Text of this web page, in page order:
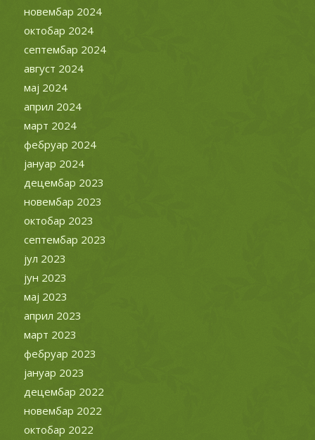
новембар 2024
октобар 2024
септембар 2024
август 2024
мај 2024
април 2024
март 2024
фебруар 2024
јануар 2024
децембар 2023
новембар 2023
октобар 2023
септембар 2023
јул 2023
јун 2023
мај 2023
април 2023
март 2023
фебруар 2023
јануар 2023
децембар 2022
новембар 2022
октобар 2022